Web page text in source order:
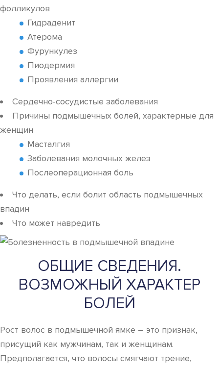
фолликулов
Гидраденит
Атерома
Фурункулез
Пиодермия
Проявления аллергии
Сердечно-сосудистые заболевания
Причины подмышечных болей, характерные для
женщин
Масталгия
Заболевания молочных желез
Послеоперационная боль
Что делать, если болит область подмышечных
впадин
Что может навредить
ОБЩИЕ СВЕДЕНИЯ.
ВОЗМОЖНЫЙ ХАРАКТЕР
БОЛЕЙ
Рост волос в подмышечной ямке – это признак,
присущий как мужчинам, так и женщинам.
Предполагается, что волосы смягчают трение,